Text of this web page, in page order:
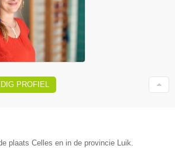
PROFIEL
plaats Celles en in de provincie Luik.